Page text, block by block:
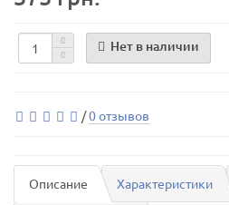
Нет в наличии
/0 отзывов
Описание Характеристики